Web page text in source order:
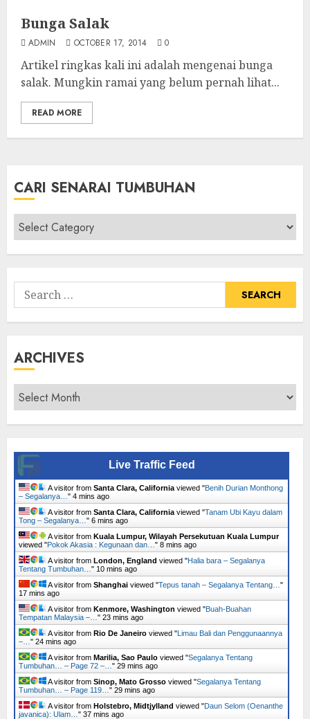
Bunga Salak
ADMIN OCTOBER 17, 2014 0
Artikel ringkas kali ini adalah mengenai bunga
salak. Mungkin ramai yang belum pernah lihat...
READ MORE
CARI SENARAI TUMBUHAN
Cari
Senarai
Tumbuhan
Search
for:
ARCHIVES
Archives
Live Traffic Feed
A visitor from Santa Clara, California viewed "Benih Durian Monthong
– Segalanya… " 5 mins ago
A visitor from Santa Clara, California viewed "Tanam Ubi Kayu dalam
Tong – Segalanya… " 6 mins ago
A visitor from Kuala Lumpur, Wilayah Persekutuan Kuala Lumpur
viewed "Pokok Akasia : Kegunaan dan… " 8 mins ago
A visitor from London, England viewed "Halia bara – Segalanya
Tentang Tumbuhan… " 11 mins ago
A visitor from Shanghai viewed "Tepus tanah – Segalanya Tentang… "
17 mins ago
A visitor from Kenmore, Washington viewed "Buah-Buahan
Tempatan Malaysia –… " 23 mins ago
A visitor from Rio De Janeiro viewed "Limau Bali dan Penggunaannya
–… " 24 mins ago
A visitor from Marilia, Sao Paulo viewed "Segalanya Tentang
Tumbuhan… – Page 72 –… " 29 mins ago
A visitor from Sinop, Mato Grosso viewed "Segalanya Tentang
Tumbuhan… – Page 119… " 29 mins ago
A visitor from Holstebro, Midtjylland viewed "Daun Selom (Oenanthe
javanica): Ulam… " 37 mins ago